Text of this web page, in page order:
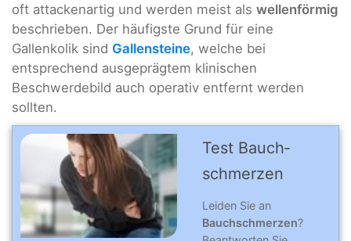
oft attackenartig und werden meist als wellenförmig
beschrieben. Der häufigste Grund für eine
Gallenkolik sind Gallensteine, welche bei
entsprechend ausgeprägtem klinischen
Beschwerdebild auch operativ entfernt werden
sollten.
Test Bauch­
schmerzen
Leiden Sie an
Bauchschmerzen?